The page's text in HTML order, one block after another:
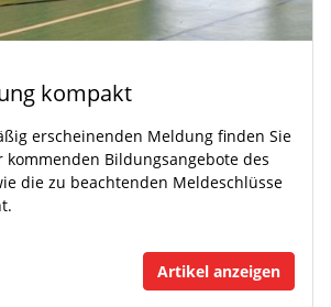
kompakt
erscheinenden Meldung finden Sie
kommenden Bildungsangebote des
die zu beachtenden Meldeschlüsse
Artikel anzeigen